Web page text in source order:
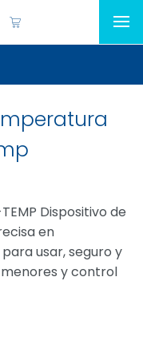
Dispositivo de
en
usar, seguro y
y control